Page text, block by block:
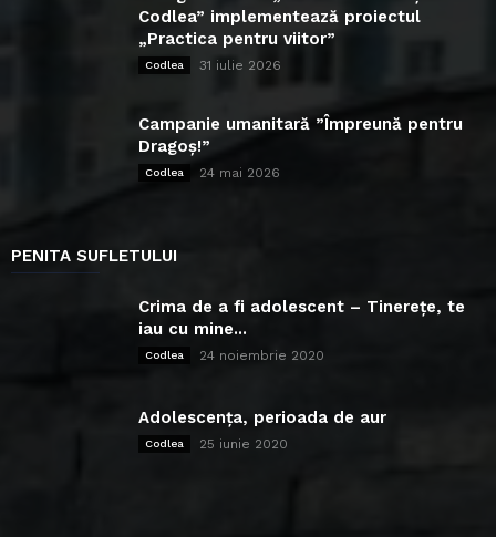
Codlea” implementează proiectul
„Practica pentru viitor”
Codlea 31 iulie 2026
Campanie umanitară ”Împreună pentru
Dragoș!”
Codlea 24 mai 2026
PENITA SUFLETULUI
Crima de a fi adolescent – Tinerețe, te
iau cu mine...
Codlea 24 noiembrie 2020
Adolescența, perioada de aur
Codlea 25 iunie 2020